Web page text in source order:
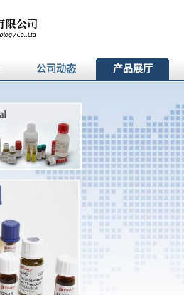
公司动态 产品展厅